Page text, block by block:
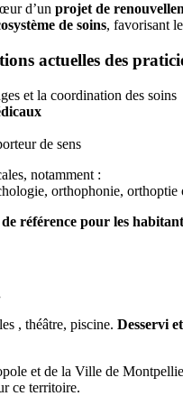
d’un projet de
de soins, favorisant
actuelles des
et la coordination des soins
de sens
notamment :
orthophonie, orthoptie
référence pour les
, théâtre, piscine. Desservi
et de la Ville de
ce territoire.